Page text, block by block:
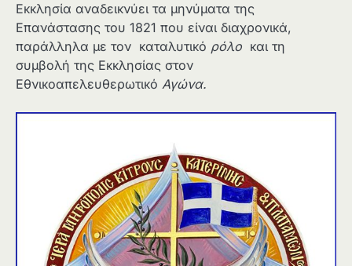
Εκκλησία αναδεικνύει τα μηνύματα της
Επανάστασης του 1821 που είναι διαχρονικά,
παράλληλα με τον καταλυτικό ρόλο και τη
συμβολή της Εκκλησίας στον
Εθνικοαπελευθερωτικό Αγώνα.